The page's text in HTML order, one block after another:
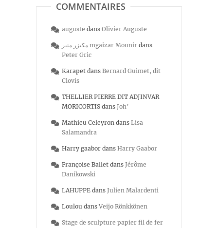
COMMENTAIRES
auguste dans Olivier Auguste
مكيزر منير mgaizar Mounir dans
Peter Gric
Karapet dans Bernard Guimet, dit
Clovis
THELLIER PIERRE DIT ADJINVAR
MORICORTIS dans Joh’
Mathieu Celeyron dans Lisa
Salamandra
Harry gaabor dans Harry Gaabor
Françoise Ballet dans Jérôme
Danikowski
LAHUPPE dans Julien Malardenti
Loulou dans Veijo Rönkkönen
Stage de sculpture papier fil de fer